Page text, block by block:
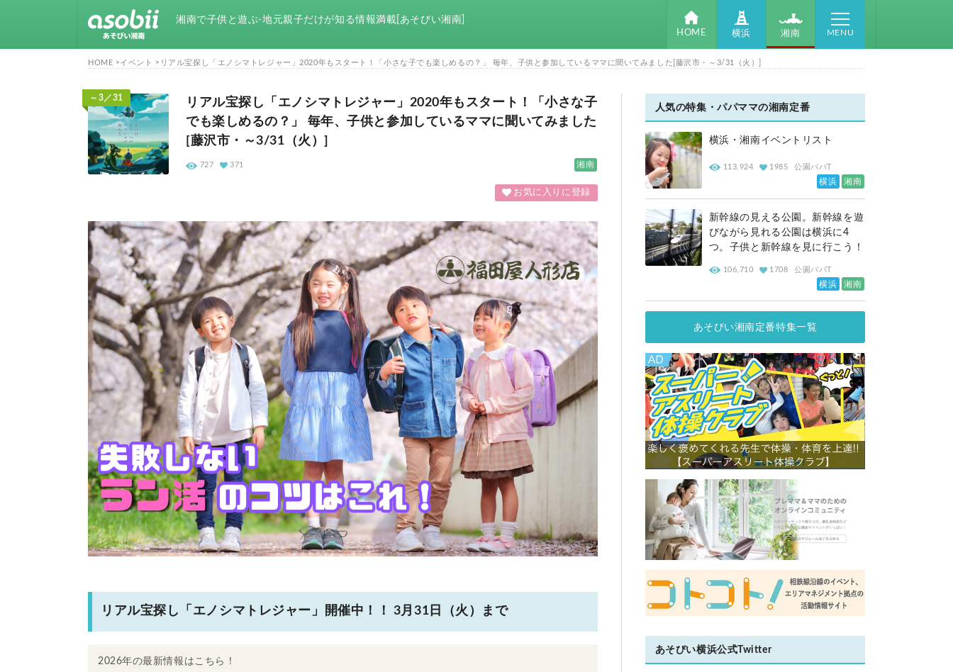
湘南で子供と遊ぶ-地元親子だけが知る情報満載[あそびい湘南]
HOME 横浜 湘南 MENU
HOME イベント リアル宝探し「エノシマトレジャー」2020年もスタート！「小さな子でも楽しめるの？」 毎年、子供と参加しているママに聞いてみました[藤沢市・～3/31（火）]
～3／31
リアル宝探し「エノシマトレジャー」2020年もスタート！「小さな子
でも楽しめるの？」 毎年、子供と参加しているママに聞いてみました
[藤沢市・～3/31（火）]
湘南
727 371
お気に入りに登録
リアル宝探し「エノシマトレジャー」開催中！！ 3月31日（火）まで
2026年の最新情報はこちら！
人気の特集・パパママの湘南定番
横浜・湘南イベントリスト
113,924 1985 公園パパT
横浜 湘南
新幹線の見える公園。新幹線を遊
びながら見れる公園は横浜に4
つ。子供と新幹線を見に行こう！
106,710 1708 公園パパT
横浜 湘南
あそびい湘南定番特集一覧
あそびい横浜公式Twitter